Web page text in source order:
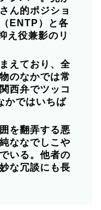
ん的ポジショ
ENTP）と各
え役兼影のリ
えており、全
のなかでは常
西弁でツッコ
かではいちば
を翻弄する悪
ななでしこや
いる。他者の
な冗談にも長